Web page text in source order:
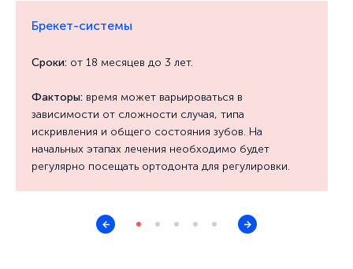
Брекет-системы
Сроки: от 18 месяцев до 3 лет.
Факторы: время может варьироваться в
зависимости от сложности случая, типа
искривления и общего состояния зубов. На
начальных этапах лечения необходимо будет
регулярно посещать ортодонта для регулировки.